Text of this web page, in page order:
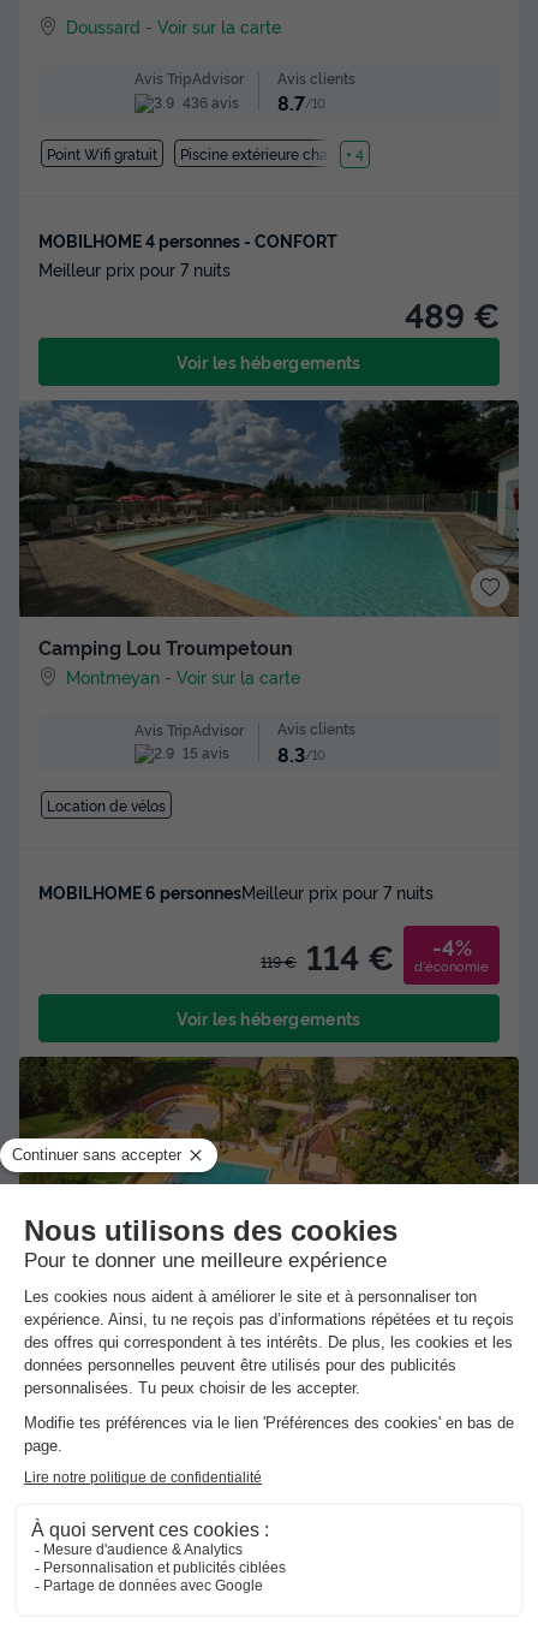
Doussard -Voir sur la carte
Avis TripAdvisor
436 avis
Avis clients
8.7/10
Point Wifi gratuit Piscine extérieure chauffée
+ 4
MOBILHOME 4 personnes - CONFORT
Meilleur prix pour 7 nuits
489 €
Voir les hébergements
Camping Lou Troumpetoun
Montmeyan -Voir sur la carte
Avis TripAdvisor
15 avis
Avis clients
8.3/10
Location de vélos
MOBILHOME 6 personnesMeilleur prix pour 7 nuits
119 € 114 € -4%
d'économie
Voir les hébergements
Camping Aqua Viva★★★★
Carsac Aillac -Voir sur la carte
Avis clients
8.2
BUNGALOW 4 personnes - Mobil-home | Classic | 2 Ch. | 4
Pers. | Terrasse simple
Meilleur prix pour 7 nuits